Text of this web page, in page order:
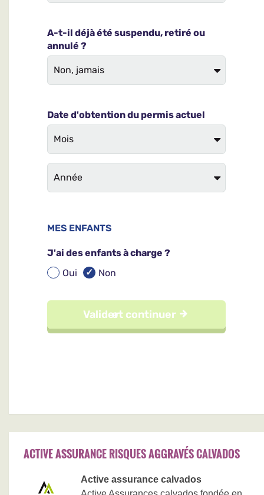
ACTIVE ASSURANCE RISQUES AGGRAVÉS CALVADOS
Active assurance calvados